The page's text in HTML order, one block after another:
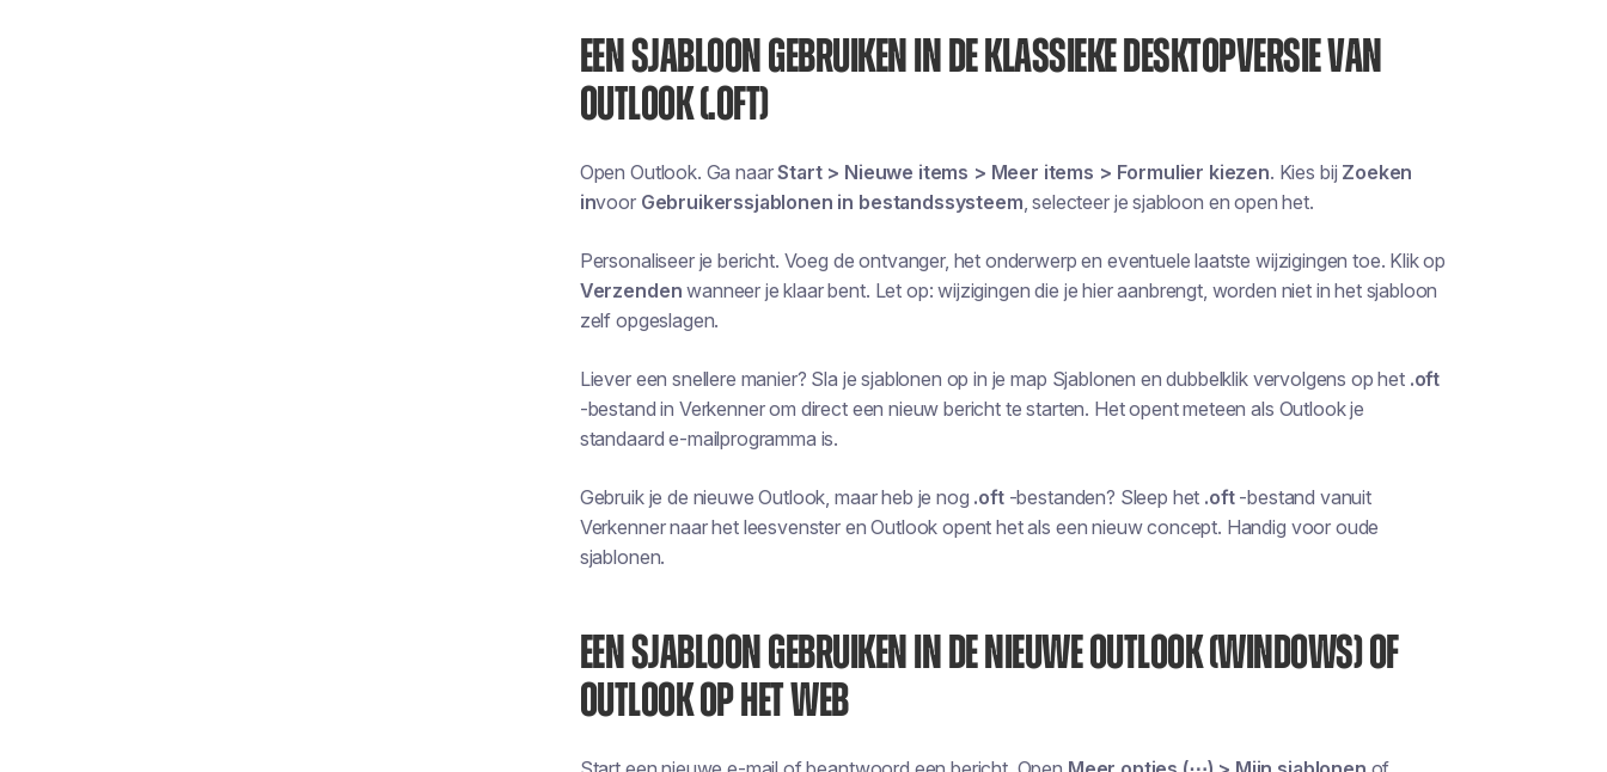
EEN SJABLOON GEBRUIKEN IN DE KLASSIEKE DESKTOPVERSIE VAN
OUTLOOK (.OFT)
Open Outlook. Ga naarStart > Nieuwe items > Meer items > Formulier kiezen. Kies bij Zoeken
invoor Gebruikerssjablonen in bestandssysteem, selecteer je sjabloon en open het.
Personaliseer je bericht. Voeg de ontvanger, het onderwerp en eventuele laatste wijzigingen toe. Klik op
Verzenden wanneer je klaar bent. Let op: wijzigingen die je hier aanbrengt, worden niet in het sjabloon
zelf opgeslagen.
Liever een snellere manier? Sla je sjablonen op in je map Sjablonen en dubbelklik vervolgens op het .oft
-bestand in Verkenner om direct een nieuw bericht te starten. Het opent meteen als Outlook je
standaard e-mailprogramma is.
Gebruik je de nieuwe Outlook, maar heb je nog .oft-bestanden? Sleep het .oft-bestand vanuit
Verkenner naar het leesvenster en Outlook opent het als een nieuw concept. Handig voor oude
sjablonen.
EEN SJABLOON GEBRUIKEN IN DE NIEUWE OUTLOOK (WINDOWS) OF
OUTLOOK OP HET WEB